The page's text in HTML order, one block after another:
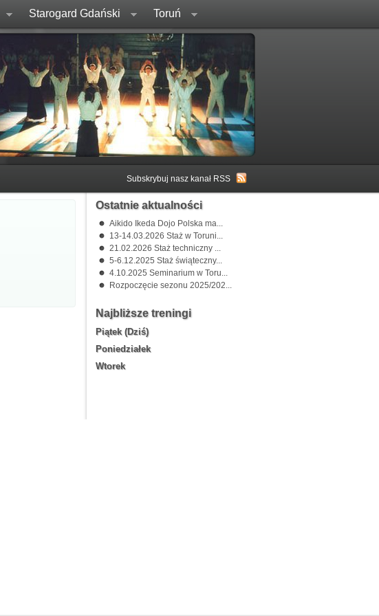
Starogard Gdański Toruń
Subskrybuj nasz kanał RSS
Ostatnie aktualności
Aikido Ikeda Dojo Polska ma...
13-14.03.2026 Staż w Toruni...
21.02.2026 Staż techniczny ...
5-6.12.2025 Staż świąteczny...
4.10.2025 Seminarium w Toru...
Rozpoczęcie sezonu 2025/202...
Najbliższe treningi
Piątek (Dziś)
Poniedziałek
Wtorek